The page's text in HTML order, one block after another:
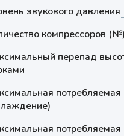
звукового давления
компрессоров (№)
перепад